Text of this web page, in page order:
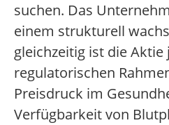
suchen. Das
einem strukturell
gleichzeitig ist die Aktie
regulatorischen
Preisdruck im
Verfügbarkeit von